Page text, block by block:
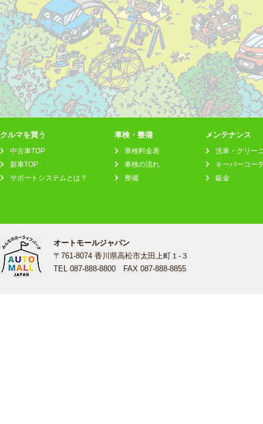
クルマを買う
中古車TOP
新車TOP
サポートシステムとは？
車検・整備
車検料金表
車検の流れ
整備
メンテナンス
洗車・クリー
キーパーコー
鈑金
オートモールジャパン
〒761-8074 香川県高松市太田上町１-３
TEL 087-888-8800 FAX 087-888-8855